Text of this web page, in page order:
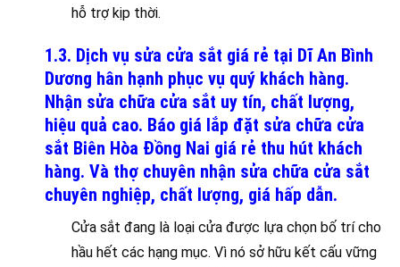
hỗ trợ kịp thời.
1.3. Dịch vụ sửa cửa sắt giá rẻ tại Dĩ An Bình
Dương hân hạnh phục vụ quý khách hàng.
Nhận sửa chữa cửa sắt uy tín, chất lượng,
hiệu quả cao. Báo giá lắp đặt sửa chữa cửa
sắt Biên Hòa Đồng Nai giá rẻ thu hút khách
hàng. Và thợ chuyên nhận sửa chữa cửa sắt
chuyên nghiệp, chất lượng, giá hấp dẫn.
Cửa sắt đang là loại cửa được lựa chọn bố trí cho
hầu hết các hạng mục. Vì nó sở hữu kết cấu vững